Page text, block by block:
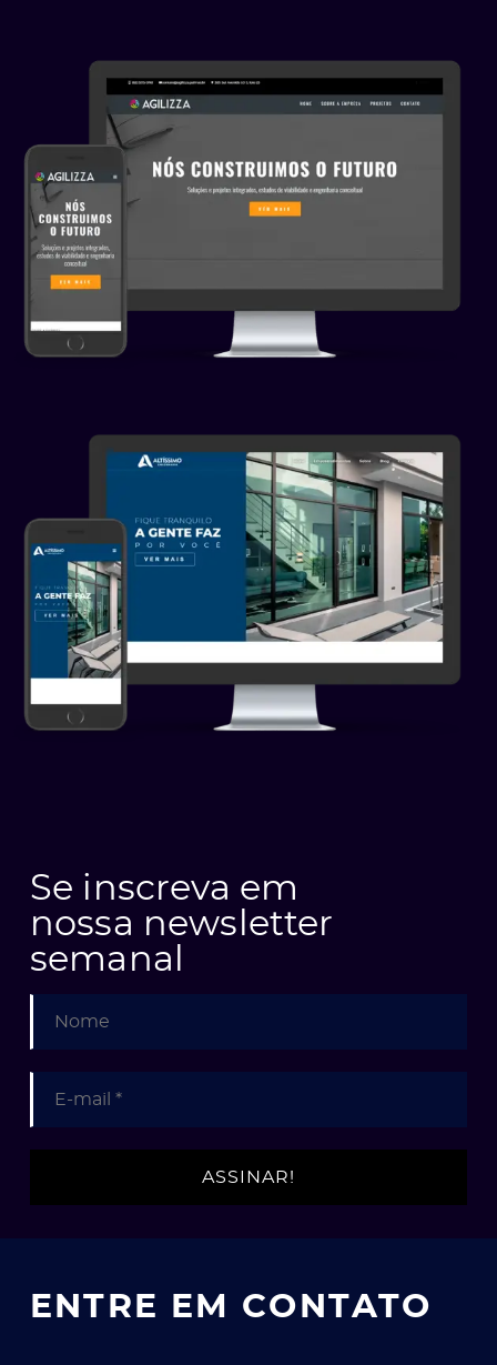
Se inscreva em
nossa newsletter
semanal
ENTRE EM CONTATO